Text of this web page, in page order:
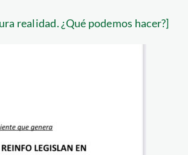
realidad. ¿Qué podemos hacer?]